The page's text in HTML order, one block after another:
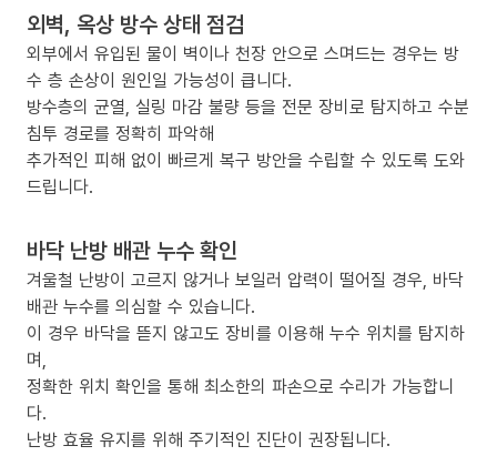
외벽, 옥상 방수 상태 점검
외부에서 유입된 물이 벽이나 천장 안으로 스며드는 경우는 방
수 층 손상이 원인일 가능성이 큽니다.
방수층의 균열, 실링 마감 불량 등을 전문 장비로 탐지하고 수분
침투 경로를 정확히 파악해
추가적인 피해 없이 빠르게 복구 방안을 수립할 수 있도록 도와
드립니다.
바닥 난방 배관 누수 확인
겨울철 난방이 고르지 않거나 보일러 압력이 떨어질 경우, 바닥
배관 누수를 의심할 수 있습니다.
이 경우 바닥을 뜯지 않고도 장비를 이용해 누수 위치를 탐지하
며,
정확한 위치 확인을 통해 최소한의 파손으로 수리가 가능합니
다.
난방 효율 유지를 위해 주기적인 진단이 권장됩니다.